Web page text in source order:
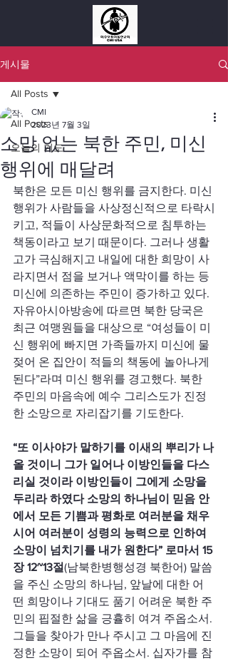
게시물
All Posts
오늘의 기도
All Posts
소망 없는 북한 주민, 미신
행위에 매달려
CMI
2023년 7월 3일
북한은 모든 미신 행위를 금지한다. 미신
행위가 사람들을 사상정신적으로 타락시
키고, 적들이 사상문화적으로 침투하는
책동이라고 보기 때문이다. 그러나 생활
고가 극심해지고 내일에 대한 희망이 사
라지면서 점을 보거나 액막이를 하는 등
미신에 의존하는 주민이 증가하고 있다.
자유아시아방송에 따르면 북한 당국은
최근 여맹원들을 대상으로 “여성들이 미
신 행위에 빠지면 가족들까지 미신에 물
젖어 온 집안이 적들의 책동에 놀아나게
된다”라며 미신 행위를 경고했다. 북한
주민의 마음속에 예수 그리스도가 진정
한 소망으로 자리잡기를 기도한다.
“또 이사야가 말하기를 이새의 뿌리가 나
올 것이니 그가 일어나 이방인들을 다스
리실 것이라 이방인들이 그에게 소망을
두리라 하였다 소망의 하나님이 믿음 안
에서 모든 기쁨과 평화로 여러분을 채우
시어 여러분이 성령의 능력으로 인하여
소망이 넘치기를 내가 원한다” 로마서 15
장 12~13절(남북한병행성경 북한어) 말씀
을 주신 소망의 하나님, 앞날에 대한 어
떤 희망이나 기대도 품기 어려운 북한 주
민의 핍절한 삶을 긍휼히 여겨 주옵소서.
그들을 찾아가 만나 주시고 그 마음에 진
정한 소망이 되어 주옵소서. 십자가를 참